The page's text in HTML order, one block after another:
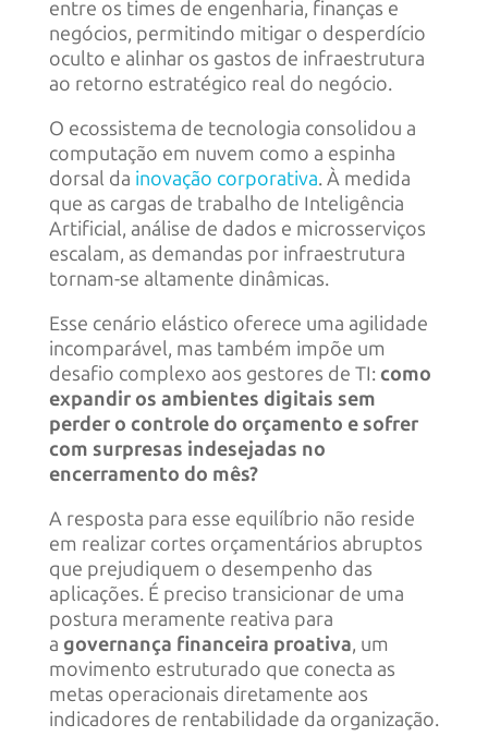
entre os times de engenharia, finanças e
negócios, permitindo mitigar o desperdício
oculto e alinhar os gastos de infraestrutura
ao retorno estratégico real do negócio.
O ecossistema de tecnologia consolidou a
computação em nuvem como a espinha
dorsal da inovação corporativa. À medida
que as cargas de trabalho de Inteligência
Artificial, análise de dados e microsserviços
escalam, as demandas por infraestrutura
tornam-se altamente dinâmicas.
Esse cenário elástico oferece uma agilidade
incomparável, mas também impõe um
desafio complexo aos gestores de TI: como
expandir os ambientes digitais sem
perder o controle do orçamento e sofrer
com surpresas indesejadas no
encerramento do mês?
A resposta para esse equilíbrio não reside
em realizar cortes orçamentários abruptos
que prejudiquem o desempenho das
aplicações. É preciso transicionar de uma
postura meramente reativa para
a governança financeira proativa, um
movimento estruturado que conecta as
metas operacionais diretamente aos
indicadores de rentabilidade da organização.